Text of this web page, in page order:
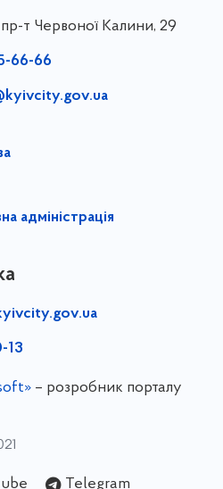
т Червоної Калини, 29
66-66
адміністрація
13
– розробник порталу
Telegram